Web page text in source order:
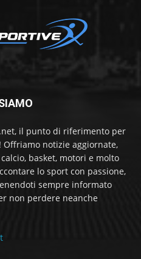
il punto di riferimento per
notizie aggiornate,
basket, motori e molto
lo sport con passione,
sempre informato
non perdere neanche